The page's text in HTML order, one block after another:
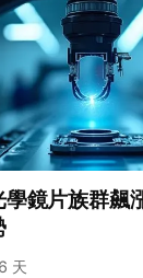
學鏡片族群飆
天